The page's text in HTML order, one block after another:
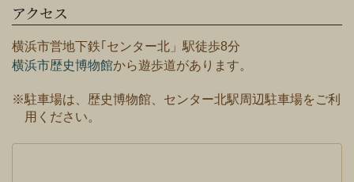
アクセス
横浜市営地下鉄｢センター北」駅徒歩8分
横浜市歴史博物館から遊歩道があります。
※駐車場は、歴史博物館、センター北駅周辺駐車場をご利
用ください。